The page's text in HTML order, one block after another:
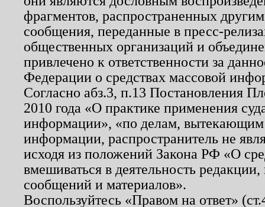
фрагментов, распространенных
сообщения, переданные в пресс-
общественных организаций и
привлечено к ответственности за
Федерации о средствах массовой
Согласно абз.3, п.13 Постановления
2010 года «О практике применения
информации», «по делам, вытекающим
информации, распространитель не
исходя из положений Закона РФ «О
вмешиваться в деятельность
сообщений и материалов».
Воспользуйтесь «Правом на ответ»